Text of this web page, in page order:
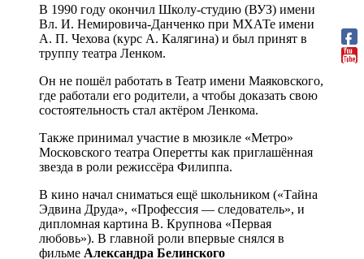
В 1990 году окончил Школу-студию (ВУЗ) имени
Вл. И. Немировича-Данченко при МХАТе имени
А. П. Чехова (курс А. Калягина) и был принят в
труппу театра Ленком.
Он не пошёл работать в Театр имени Маяковского,
где работали его родители, а чтобы доказать свою
состоятельность стал актёром Ленкома.
Также принимал участие в мюзикле «Метро»
Московского театра Оперетты как приглашённая
звезда в роли режиссёра Филиппа.
В кино начал сниматься ещё школьником («Тайна
Эдвина Друда», «Профессия — следователь», и
дипломная картина В. Крупнова «Первая
любовь»). В главной роли впервые снялся в
фильме Александра Белинского